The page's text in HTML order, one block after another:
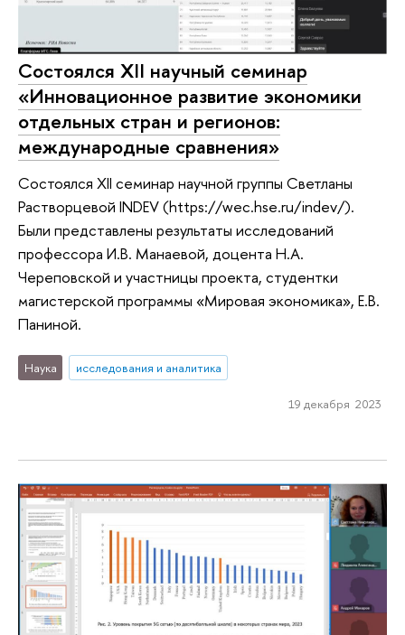
Состоялся XII научный семинар
«Инновационное развитие экономики
отдельных стран и регионов:
международные сравнения»
Состоялся XII семинар научной группы Светланы
Растворцевой INDEV (https://wec.hse.ru/indev/).
Были представлены результаты исследований
профессора И.В. Манаевой, доцента Н.А.
Череповской и участницы проекта, студентки
магистерской программы «Мировая экономика», Е.В.
Паниной.
Наука исследования и аналитика
19 декабря 2023